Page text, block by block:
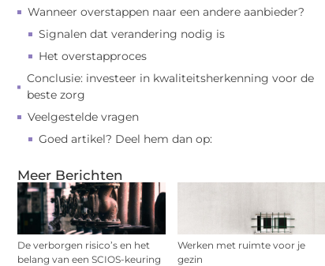
Wanneer overstappen naar een andere aanbieder?
Signalen dat verandering nodig is
Het overstapproces
Conclusie: investeer in kwaliteitsherkenning voor de
beste zorg
Veelgestelde vragen
Goed artikel? Deel hem dan op:
Meer Berichten
De verborgen risico’s en het
belang van een SCIOS-keuring
Werken met ruimte voor je
gezin